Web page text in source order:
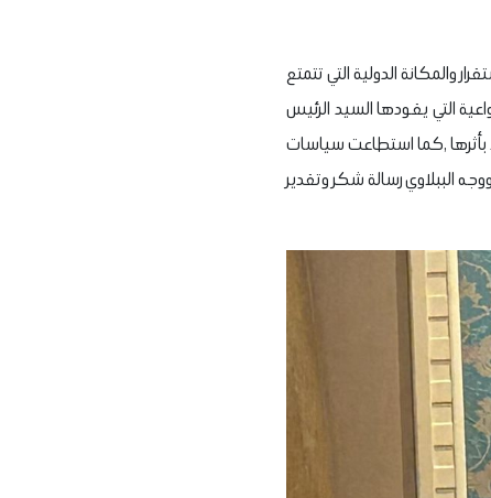
والمكانة الدولية التي تتمتع
التي يقودها السيد الرئيس
بأثرها ,كما استطاعت سياسات
الببلاوي رسالة شكر وتقدير